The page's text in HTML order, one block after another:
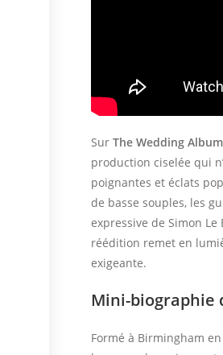
SurThe Wedding Album
production ciselée qui
poignantes et éclats
de basse souples, les
expressive de Simon
réédition remet en
exigeante.
Mini-biographie
Formé à Birmingham en